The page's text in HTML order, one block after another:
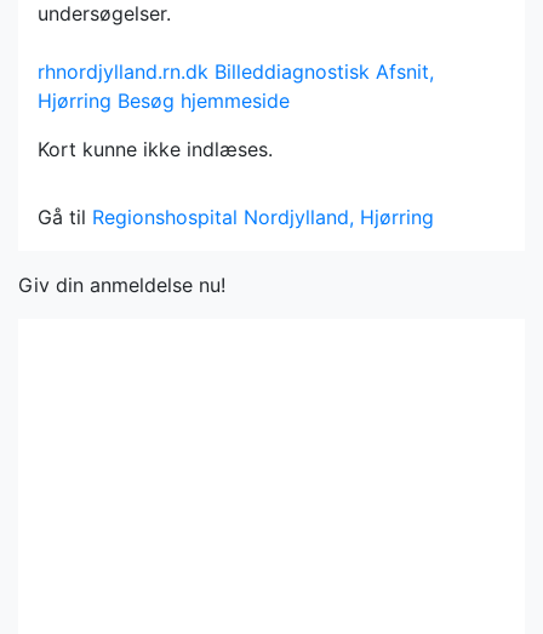
undersøgelser.
rhnordjylland.rn.dk Billeddiagnostisk Afsnit,
Hjørring Besøg hjemmeside
Kort kunne ikke indlæses.
Gå til Regionshospital Nordjylland, Hjørring
Giv din anmeldelse nu!